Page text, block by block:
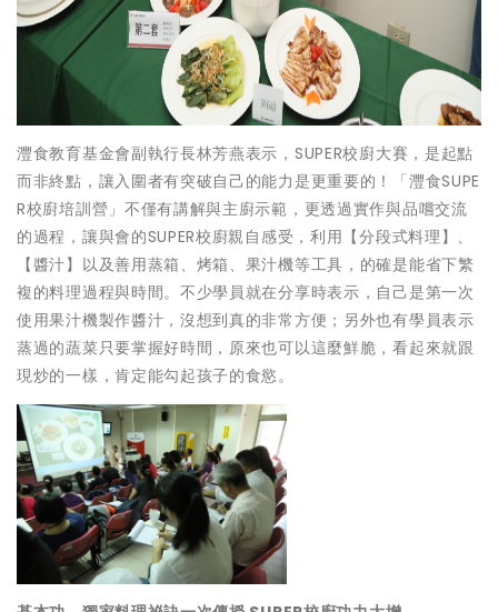
灃食教育基金會副執行長林芳燕表示，SUPER校廚大賽，是起點
而非終點，讓入圍者有突破自己的能力是更重要的！「灃食SUPE
R校廚培訓營」不僅有講解與主廚示範，更透過實作與品嚐交流
的過程，讓與會的SUPER校廚親自感受，利用【分段式料理】、
【醬汁】以及善用蒸箱、烤箱、果汁機等工具，的確是能省下繁
複的料理過程與時間。不少學員就在分享時表示，自己是第一次
使用果汁機製作醬汁，沒想到真的非常方便；另外也有學員表示
蒸過的蔬菜只要掌握好時間，原來也可以這麼鮮脆，看起來就跟
現炒的一樣，肯定能勾起孩子的食慾。